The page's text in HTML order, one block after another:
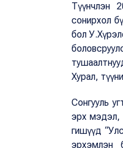
Түүнчлэн
сонирхол
бол
Хурал,
Сонгууль
эрх мэдэл,
гишүүд
эрхэмлэн